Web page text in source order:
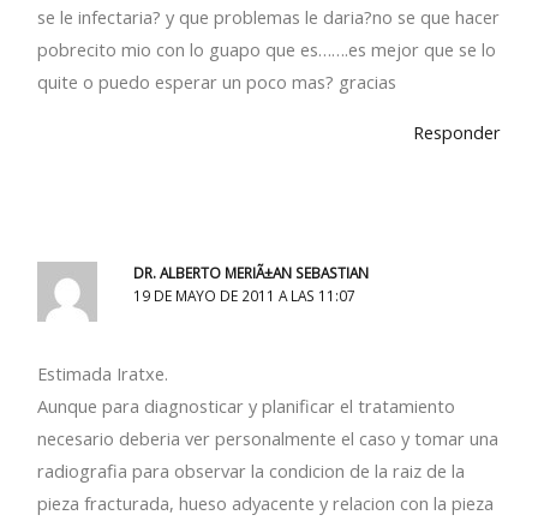
se le infectaria? y que problemas le daria?no se que hacer
pobrecito mio con lo guapo que es…….es mejor que se lo
quite o puedo esperar un poco mas? gracias
Responder
DR. ALBERTO MERIÃ±AN SEBASTIAN
19 DE MAYO DE 2011 A LAS 11:07
Estimada Iratxe.
Aunque para diagnosticar y planificar el tratamiento
necesario deberia ver personalmente el caso y tomar una
radiografia para observar la condicion de la raiz de la
pieza fracturada, hueso adyacente y relacion con la pieza